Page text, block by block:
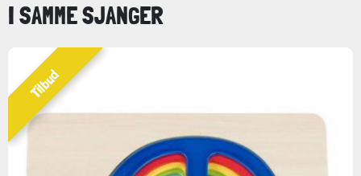
I SAMME SJANGER
Tilbud